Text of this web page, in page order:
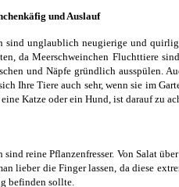
und Auslauf
sind unglaublich neugierige und
da Meerschweinchen Fluchttiere
und Näpfe gründlich ausspülen.
Ihre Tiere auch sehr, wenn sie im
Katze oder ein Hund, ist darauf zu
sind reine Pflanzenfresser. Von Salat
lieber die Finger lassen, da diese
befinden sollte.